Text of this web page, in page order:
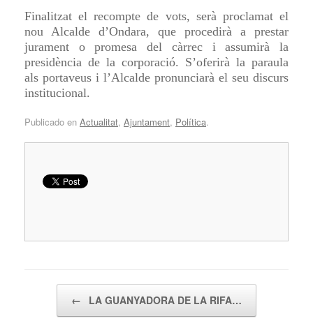
Finalitzat el recompte de vots, serà proclamat el
nou Alcalde d’Ondara, que procedirà a prestar
jurament o promesa del càrrec i assumirà la
presidència de la corporació. S’oferirà la paraula
als portaveus i l’Alcalde pronunciarà el seu discurs
institucional.
Publicado en Actualitat, Ajuntament, Política.
← LA GUANYADORA DE LA RIFA…